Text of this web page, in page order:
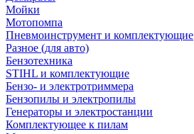
Мойки
Мотопомпа
Пневмоинструмент и комплектующие
Разное (для авто)
Бензотехника
STIHL и комплектующие
Бензо- и электротриммера
Бензопилы и электропилы
Генераторы и электростанции
Комплектующее к пилам